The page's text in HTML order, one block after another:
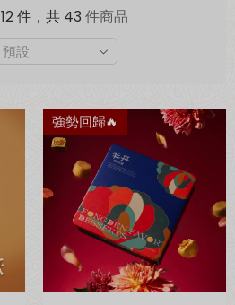
12 件，共 43 件商品
強勢回歸🔥